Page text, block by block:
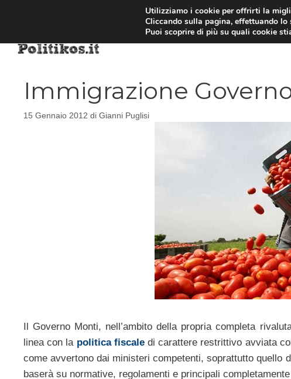
Immigrazione
15 Gennaio 2012 di Gianni Puglisi
Il Governo Monti, nell’ambito della propria completa
linea con la politica fiscaledi carattere restrittivo avviata
come avvertono dai ministeri competenti, soprattutto quello
baserà su normative, regolamenti e principali
Utilizziamo i cookie per offrirti la
Cliccando sulla pagina, effettuando
Puoi scoprire di più su quali cookie